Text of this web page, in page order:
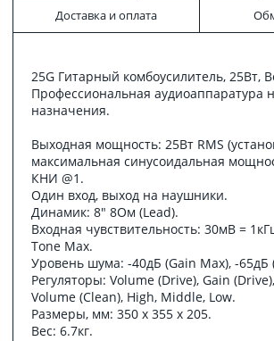
Доставка и оплата
25G Гитарный комбоусилитель, 25Вт,
Профессиональная аудиоаппаратура
назначения.
Выходная мощность: 25Вт RMS
максимальная синусоидальная
КНИ @1.
Один вход, выход на наушники.
Динамик: 8" 8Ом (Lead).
Входная чувствительность: 30мВ =
Tone Max.
Уровень шума: -40дБ (Gain Max), -65дБ
Регуляторы: Volume (Drive), Gain
Volume (Clean), High, Middle, Low.
Размеры, мм: 350 х 355 х 205.
Вес: 6.7кг.